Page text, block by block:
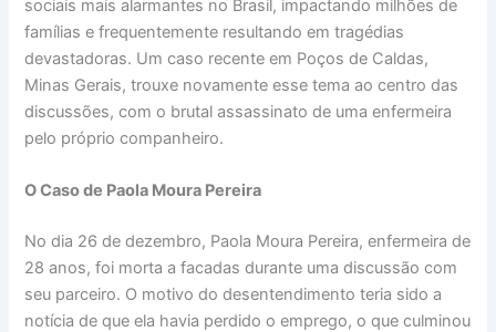
sociais mais alarmantes no Brasil, impactando milhões de
famílias e frequentemente resultando em tragédias
devastadoras. Um caso recente em Poços de Caldas,
Minas Gerais, trouxe novamente esse tema ao centro das
discussões, com o brutal assassinato de uma enfermeira
pelo próprio companheiro.
O Caso de Paola Moura Pereira
No dia 26 de dezembro, Paola Moura Pereira, enfermeira de
28 anos, foi morta a facadas durante uma discussão com
seu parceiro. O motivo do desentendimento teria sido a
notícia de que ela havia perdido o emprego, o que culminou